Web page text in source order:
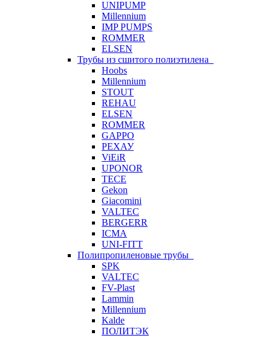
UNIPUMP
Millennium
IMP PUMPS
ROMMER
ELSEN
Трубы из сшитого полиэтилена
Hoobs
Millennium
STOUT
REHAU
ELSEN
ROMMER
GAPPO
РЕХАУ
ViEiR
UPONOR
TECE
Gekon
Giacomini
VALTEC
BERGERR
ICMA
UNI-FITT
Полипропиленовые трубы
SPK
VALTEC
FV-Plast
Lammin
Millennium
Kalde
ПОЛИТЭК